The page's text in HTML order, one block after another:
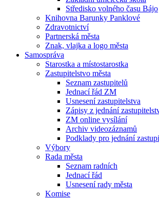
Středisko volného času Bájo
Knihovna Barunky Panklové
Zdravotnictví
Partnerská města
Znak, vlajka a logo města
Samospráva
Starostka a místostarostka
Zastupitelstvo města
Seznam zastupitelů
Jednací řád ZM
Usnesení zastupitelstva
Zápisy z jednání
ZM online vysílání
Archiv videozáznamů
Podklady pro jednání
Výbory
Rada města
Seznam radních
Jednací řád
Usnesení rady města
Komise